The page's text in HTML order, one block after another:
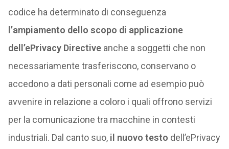
codice ha determinato di conseguenza
l’ampiamento dello scopo di applicazione
dell’ePrivacy Directiveanche a soggetti che non
necessariamente trasferiscono, conservano o
accedono a dati personali come ad esempio può
avvenire in relazione a coloro i quali offrono servizi
per la comunicazione tra macchine in contesti
industriali. Dal canto suo, il nuovo testo dell’ePrivacy